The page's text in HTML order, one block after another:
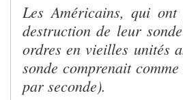
Les Américains, qui
destruction de leur
ordres en vieilles unités
sonde comprenait
par seconde).